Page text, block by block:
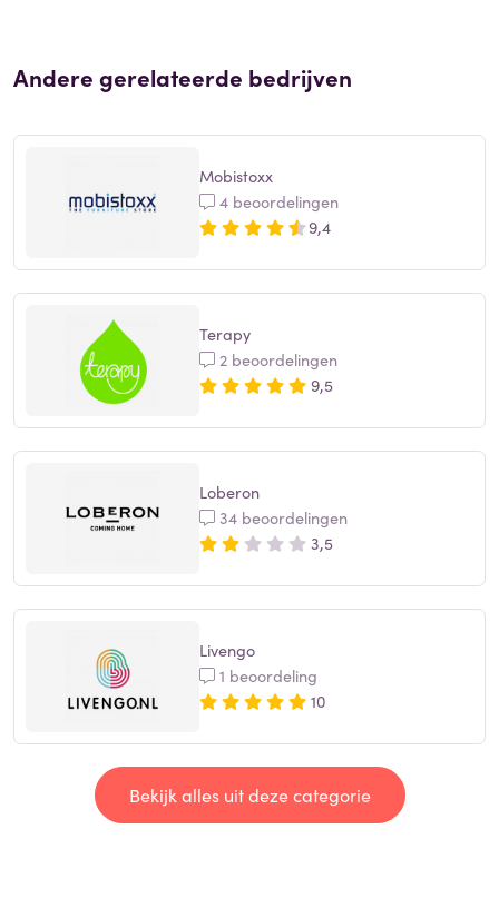
Andere gerelateerde bedrijven
Mobistoxx
4 beoordelingen
9,4
Terapy
2 beoordelingen
9,5
Loberon
34 beoordelingen
3,5
Livengo
1 beoordeling
10
Bekijk alles uit deze categorie